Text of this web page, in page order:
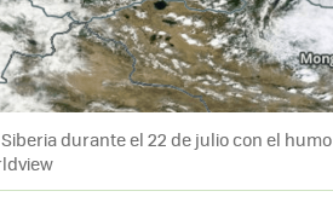
durante el 22 de julio con el